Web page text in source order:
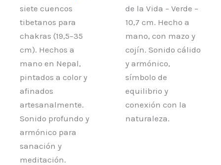
siete cuencos
tibetanos para
chakras (19,5–35
cm). Hechos a
mano en Nepal,
pintados a color y
afinados
artesanalmente.
Sonido profundo y
armónico para
sanación y
meditación.
de la Vida – Verde –
10,7 cm. Hecho a
mano, con mazo y
cojín. Sonido cálido
y armónico,
símbolo de
equilibrio y
conexión con la
naturaleza.